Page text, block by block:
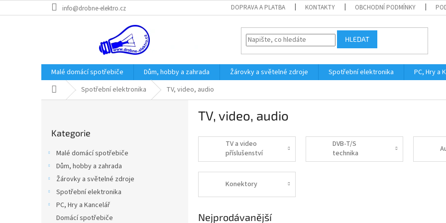
na
info@drobne-elektro.cz DOPRAVA A PLATBA KONTAKTY OBCHODNÍ PODMÍNKY
HLEDAT
Malé domácí spotřebiče Dům, hobby a zahrada Žárovky a světelné zdroje Spotřební elektronika PC, Hry a
Domů Spotřební elektronika TV, video, audio
kategorie
Kategorie
Malé domácí spotřebiče
Dům, hobby a zahrada
Žárovky a světelné zdroje
Spotřební elektronika
PC, Hry a Kancelář
Domácí spotřebiče
TV, video, audio
TV a video
příslušenství
DVB-T/S
technika
Konektory
Nejprodávanější